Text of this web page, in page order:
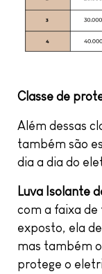
Classe de
Além dessas
também são
dia a dia do
Luva Isolante
com a faixa de
exposto, ela
mas também
protege o